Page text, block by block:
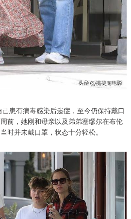
患有病毒感染后遗症，至今仍保持戴口
前，她刚和母亲以及弟弟塞缪尔在布伦
时并未戴口罩，状态十分轻松。